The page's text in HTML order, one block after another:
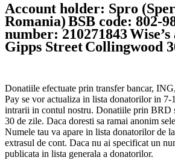
Account holder: Spro
Romania)BSB code: 802-
number: 210271843
Gipps StreetCollingwood
Donatiile efectuate prin transfer bancar,
Pay se vor actualiza in lista donatorilor in 7-
intrarii in contul nostru. Donatiile prin BRD
30 de zile. Daca doresti sa ramai anonim
Numele tau va apare in lista donatorilor de
extrasul de cont. Daca nu ai specificat un
publicata in lista generala a donatorilor.